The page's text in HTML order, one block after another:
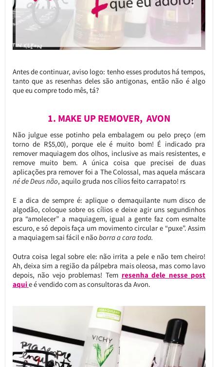
Antes de continuar, aviso logo: tenho esses produtos há tempos,
tanto que as resenhas deles são antigonas, então não é algo
que eu compre todo mês, tá?
1. MAKE UP REMOVER, AVON
Não julgue esse potinho pela embalagem ou pelo preço (em
torno de R$5,00), porque ele é muito bom! É indicado pra
remover maquiagem dos olhos, inclusive as mais resistentes, e
remove muito bem. A única coisa que precisei de duas
aplicações pra remover foi a The Colossal, mas aquela máscara
né de Deus não, aquilo gruda nos cílios feito carrapato! rs
E a dica de sempre é: aplique o demaquilante num disco de
algodão, coloque sobre os cílios e deixe agir uns segundinhos
pra “amolecer” a maquiagem, igual a gente faz com esmalte
escuro, e só depois faça um movimento circular e “puxe”. Assim
a maquiagem sai fácil e nãoborra a cara toda.
Outra coisa legal sobre ele: não irrita a pele e não tem cheiro!
Ah, deixa sim a região da pálpebra mais oleosa, mas como lavo
depois, não vejo problemas! Tem resenha dele nesse post
aquie é vendido com as consultoras da Avon.